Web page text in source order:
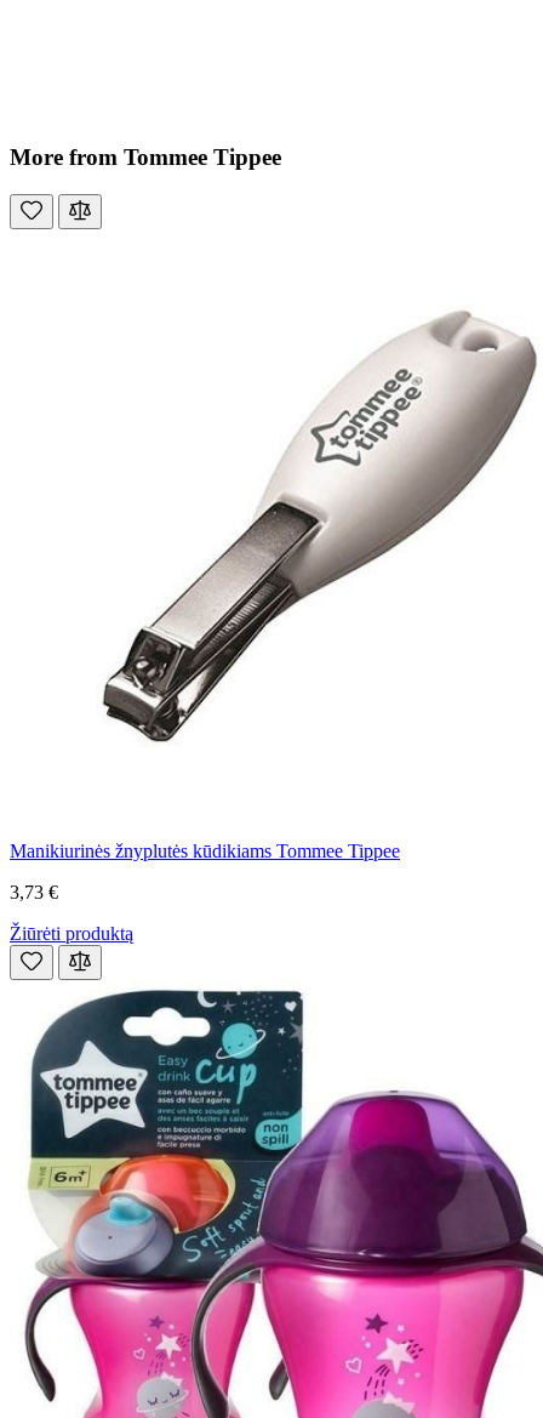
More from Tommee Tippee
Manikiurinės žnyplutės kūdikiams Tommee Tippee
3,73 €
Žiūrėti produktą